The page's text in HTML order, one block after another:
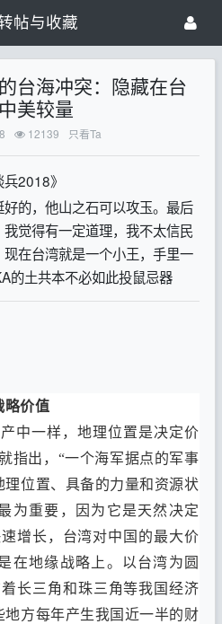
帖与收藏
台海冲突：隐藏在台
美较量
12139 只看Ta
2018》
的，他山之石可以攻玉。最后
觉得有一定道理，我不太信民
在台湾就是一个小王，手里一
的土共本不必如此投鼠忌器
略价值
中一样， 地理位置是决定价
指出 ，“一个海军据点的军事
理位置、 具备的力量和资源状
为重要 ，
因为它是天然决定
增长 ， 台湾对中国的最大价
在地缘战略上。 以台湾为圆
长三角和珠三角等我国经济
地方每年产生我国近一半的财